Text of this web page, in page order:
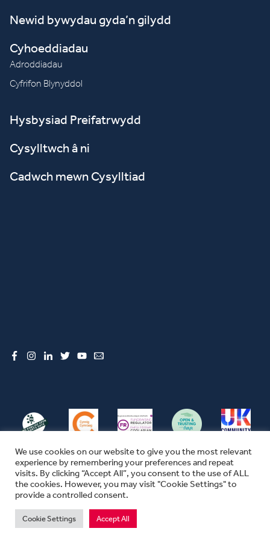
Newid bywydau gyda’n gilydd
Cyhoeddiadau
Adroddiadau
Cyfrifon Blynyddol
Hysbysiad Preifatrwydd
Cysylltwch â ni
Cadwch mewn Cysylltiad
© CFW 2026 ALL RIGHTS RESERVED
FOUNDATION IN WALES
MAE SEFYDLIAD CYMUNEDOL CYMRU YN ELUSEN GOFRESTREDIG YN
We use cookies on our website to give you the most relevant
experience by remembering your preferences and repeat
visits. By clicking “Accept All”, you consent to the use of ALL
the cookies. However, you may visit "Cookie Settings" to
provide a controlled consent.
Cookie Settings Accept All